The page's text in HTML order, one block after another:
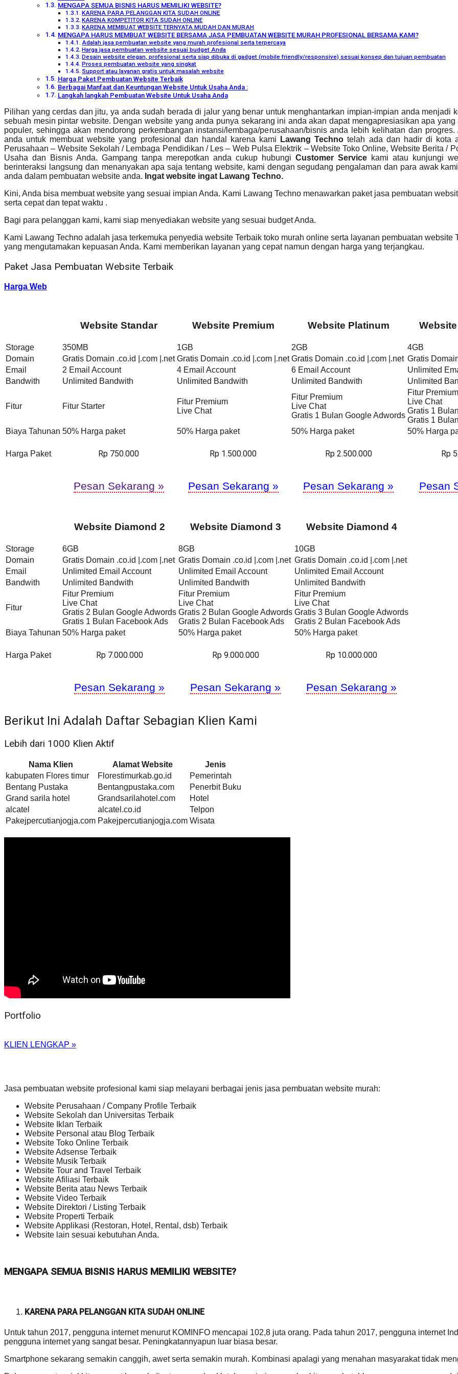
MENGAPA SEMUA BISNIS HARUS MEMILIKI WEBSITE?
KARENA PARA PELANGGAN KITA SUDAH ONLINE
KARENA KOMPETITOR KITA SUDAH ONLINE
KARENA MEMBUAT WEBSITE TERNYATA MUDAH DAN MURAH
MENGAPA HARUS MEMBUAT WEBSITE BERSAMA JASA PEMBUATAN WEBSITE MURAH PROFESIONAL BERSAMA KAMI?
Adalah jasa pembuatan website yang murah profesional serta terpercaya
Harga jasa pembuatan website sesuai budget Anda
Desain website elegan, profesional serta siap dibuka di gadget (mobile friendly/responsive) sesuai konsep dan tujuan pembuatan
Proses pembuatan website yang singkat
Support atau layanan gratis untuk masalah website
Harga Paket Pembuatan Website Terbaik
Berbagai Manfaat dan Keuntungan Website Untuk Usaha Anda :
Langkah langkah Pembuatan Website Untuk Usaha Anda
Pilihan yang cerdas dan jitu, ya anda sudah berada di jalur yang benar untuk menghantarkan impian-impian anda menjadi
sebuah mesin pintar website. Dengan website yang anda punya sekarang ini anda akan dapat mengapresiasikan apa
populer, sehingga akan mendorong perkembangan instansi/lembaga/perusahaan/bisnis anda lebih kelihatan dan
anda untuk membuat website yang profesional dan handal karena kami
Lawang Techno telah ada dan hadir di kota
Perusahaan – Website Sekolah / Lembaga Pendidikan / Les – Web Pulsa Elektrik – Website Toko Online, Website Berita /
Usaha dan Bisnis Anda. Gampang tanpa merepotkan anda cukup hubungi Customer Service kami atau kunjungi
berinteraksi langsung dan menanyakan apa saja tentang website, kami dengan segudang pengalaman dan para awak
anda dalam pembuatan website anda. Ingat website ingat Lawang Techno.
Kini, Anda bisa membuat website yang sesuai impian Anda. Kami Lawang Techno menawarkan paket jasa pembuatan
serta cepat dan tepat waktu .
Bagi para pelanggan kami, kami siap menyediakan website yang sesuai budget Anda.
Kami Lawang Techno adalah jasa terkemuka penyedia website Terbaik toko murah online serta layanan pembuatan
yang mengutamakan kepuasan Anda. Kami memberikan layanan yang cepat namun dengan harga yang terjangkau.
Paket Jasa Pembuatan Website Terbaik
Harga Web
Website Standar Website Premium Website Platinum
Storage 350MB 1GB 2GB
4GB
Domain
Gratis Domain .co.id |.com |.net Gratis Domain .co.id |.com |.net Gratis Domain .co.id |.com |.net Gratis
Email
2 Email Account 4 Email Account 6 Email Account
Unlimited
Bandwith
Unlimited Bandwith Unlimited Bandwith Unlimited Bandwith Unlimited
Fitur Fitur Starter
Fitur Premium
Live Chat
Fitur Premium
Live Chat
Gratis 1 Bulan Google Adwords
Fitur Premium
Live Chat
Gratis 1
Gratis 1
Biaya Tahunan 50% Harga paket 50% Harga paket 50% Harga paket 50% Harga
Harga Paket Rp 750.000 Rp 1.500.000 Rp 2.500.000 Rp
Pesan Sekarang » Pesan Sekarang » Pesan Sekarang » Pesan
Website Diamond 2 Website Diamond 3 Website Diamond 4
Storage 6GB 8GB
10GB
Domain
Gratis Domain .co.id |.com |.net Gratis Domain .co.id |.com |.net Gratis Domain .co.id |.com |.net
Email
Unlimited Email Account Unlimited Email Account
Unlimited Email Account
Bandwith
Unlimited Bandwith Unlimited Bandwith Unlimited Bandwith
Fitur
Fitur Premium
Live Chat
Gratis 2 Bulan Google Adwords
Gratis 1 Bulan Facebook Ads
Fitur Premium
Live Chat
Gratis 2 Bulan Google Adwords
Gratis 2 Bulan Facebook Ads
Fitur Premium
Live Chat
Gratis 3 Bulan Google Adwords
Gratis 2 Bulan Facebook Ads
Biaya Tahunan 50% Harga paket 50% Harga paket 50% Harga paket
Harga Paket Rp 7.000.000 Rp 9.000.000 Rp 10.000.000
Pesan Sekarang » Pesan Sekarang » Pesan Sekarang »
Berikut Ini Adalah Daftar Sebagian Klien Kami
Lebih dari 1000 Klien Aktif
Nama Klien Alamat Website
Jenis
kabupaten Flores timur
Florestimurkab.go.id
Pemerintah
Bentang Pustaka
Bentangpustaka.com
Penerbit Buku
Grand sarila hotel
Grandsarilahotel.com
Hotel
alcatel
alcatel.co.id
Telpon
Pakejpercutianjogja.com Pakejpercutianjogja.com Wisata
Portfolio
KLIEN LENGKAP »
Jasa pembuatan website profesional kami siap melayani berbagai jenis jasa pembuatan website murah:
Website Perusahaan / Company Profile Terbaik
Website Sekolah dan Universitas Terbaik
Website Iklan Terbaik
Website Personal atau Blog Terbaik
Website Toko Online Terbaik
Website Adsense Terbaik
Website Musik Terbaik
Website Tour and Travel Terbaik
Website Afiliasi Terbaik
Website Berita atau News Terbaik
Website Video Terbaik
Website Direktori / Listing Terbaik
Website Properti Terbaik
Website Applikasi (Restoran, Hotel, Rental, dsb) Terbaik
Website lain sesuai kebutuhan Anda.
MENGAPA SEMUA BISNIS HARUS MEMILIKI WEBSITE?
KARENA PARA PELANGGAN KITA SUDAH ONLINE
Untuk tahun 2017, pengguna internet menurut KOMINFO mencapai 102,8 juta orang. Pada tahun 2017, pengguna internet
pengguna internet yang sangat besar. Peningkatannyapun luar biasa besar.
Smartphone sekarang semakin canggih, awet serta semakin murah. Kombinasi apalagi yang menahan masyarakat tidak